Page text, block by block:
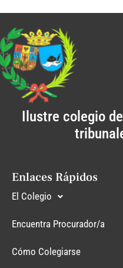
Ilustre colegio
Enlaces Rápidos
El Colegio
Encuentra Procurador/a
Cómo Colegiarse